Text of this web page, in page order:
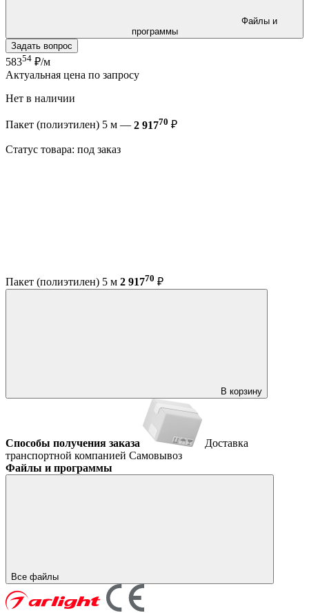
программы
Задать вопрос
58354 ₽/м
Актуальная цена по запросу
Нет в наличии
Пакет (полиэтилен) 5 м — 2 91770 ₽
Статус товара: под заказ
Пакет (полиэтилен) 5 м 2 91770 ₽
В корзину
Способы получения заказа
Доставка
транспортной компанией Самовывоз
Файлы и программы
Все файлы